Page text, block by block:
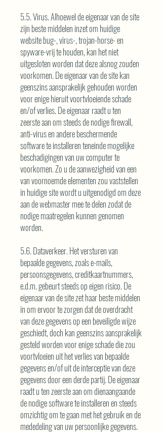
5.5. Virus. Alhoewel de eigenaar van de site
zijn beste middelen inzet om huidige
website bug-, virus-, trojan-horse- en
spyware-vrij te houden, kan het niet
uitgesloten worden dat deze alsnog zouden
voorkomen. De eigenaar van de site kan
geenszins aansprakelijk gehouden worden
voor enige hieruit voortvloeiende schade
en/of verlies. De eigenaar raadt u ten
zeerste aan om steeds de nodige firewall,
anti-virus en andere beschermende
software te installeren teneinde mogelijke
beschadigingen van uw computer te
voorkomen. Zo u de aanwezigheid van een
van voornoemde elementen zou vaststellen
in huidige site wordt u uitgenodigd om deze
aan de webmaster mee te delen zodat de
nodige maatregelen kunnen genomen
worden.
5.6. Dataverkeer. Het versturen van
bepaalde gegevens, zoals e-mails,
persoonsgegevens, creditkaartnummers,
e.d.m. gebeurt steeds op eigen risico. De
eigenaar van de site zet haar beste middelen
in om ervoor te zorgen dat de overdracht
van deze gegevens op een beveiligde wijze
geschiedt, doch kan geenszins aansprakelijk
gesteld worden voor enige schade die zou
voortvloeien uit het verlies van bepaalde
gegevens en/of uit de interceptie van deze
gegevens door een derde partij. De eigenaar
raadt u ten zeerste aan om dienaangaande
de nodige software te installeren en steeds
omzichtig om te gaan met het gebruik en de
mededeling van uw persoonlijke gegevens.